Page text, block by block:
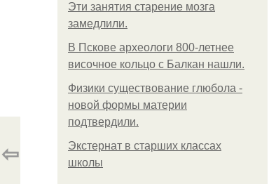
Эти занятия старение мозга
замедлили.
В Пскове археологи 800-летнее
височное кольцо с Балкан нашли.
Физики существование глюбола -
новой формы материи
подтвердили.
Экстернат в старших классах
школы
⇦